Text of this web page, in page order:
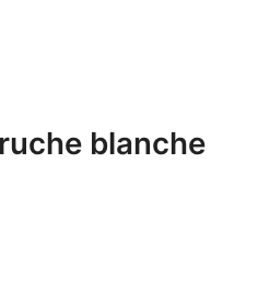
blanche